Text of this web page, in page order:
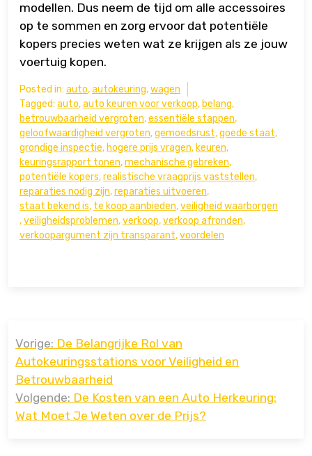
modellen. Dus neem de tijd om alle accessoires
op te sommen en zorg ervoor dat potentiële
kopers precies weten wat ze krijgen als ze jouw
voertuig kopen.
Posted in: auto,autokeuring,wagen
Tagged: auto,auto keuren voor verkoop, belang,
betrouwbaarheid vergroten,essentiële stappen,
geloofwaardigheid vergroten,gemoedsrust,goede staat,
grondige inspectie, hogere prijs vragen, keuren,
keuringsrapport tonen,mechanische gebreken,
potentiële kopers,realistische vraagprijs vaststellen,
reparaties nodig zijn,reparaties uitvoeren,
staat bekend is, te koop aanbieden,veiligheid waarborgen
,veiligheidsproblemen,verkoop,verkoop afronden,
verkoopargument zijn transparant,voordelen
navigatie
Vorige: De Belangrijke Rol van
Autokeuringsstations voor Veiligheid en
Betrouwbaarheid
Volgende: De Kosten van een Auto Herkeuring:
Wat Moet Je Weten over de Prijs?